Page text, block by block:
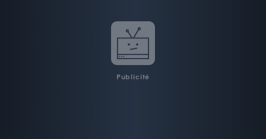
Publicité